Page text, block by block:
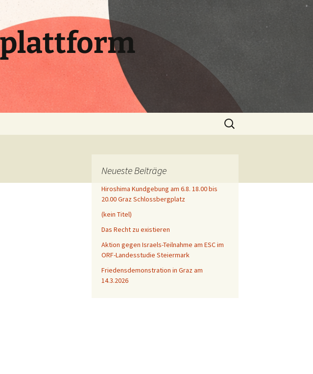
Suchen
nach:
Neueste Beiträge
Hiroshima Kundgebung am 6.8. 18.00 bis
20.00 Graz Schlossbergplatz
(kein Titel)
Das Recht zu existieren
Aktion gegen Israels-Teilnahme am ESC im
ORF-Landesstudie Steiermark
Friedensdemonstration in Graz am
14.3.2026